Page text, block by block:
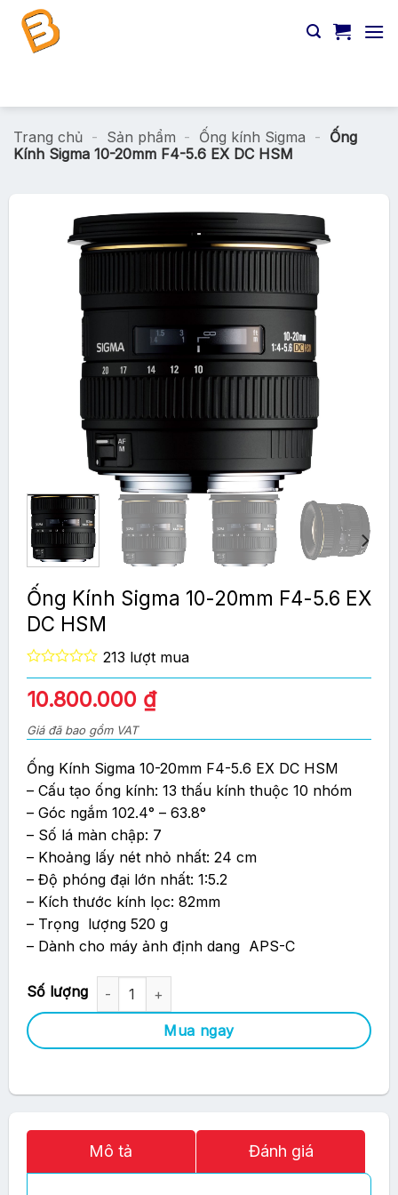
Chuyển
đến
Trang chủ - Sản phẩm - Ống kính Sigma - Ống
Kính Sigma 10-20mm F4-5.6 EX DC HSM
Ống Kính Sigma 10-20mm F4-5.6 EX
DC HSM
0
out
of
213 lượt mua
Giá
gốc
là:
12.000.000 ₫.
10.800.000 ₫Giá
hiện
tại
là:
10.800.000 ₫.
Giá đã bao gồm VAT
Ống Kính Sigma 10-20mm F4-5.6 EX DC HSM
– Cấu tạo ống kính: 13 thấu kính thuộc 10 nhóm
– Góc ngắm 102.4° – 63.8°
– Số lá màn chập: 7
– Khoảng lấy nét nhỏ nhất: 24 cm
– Độ phóng đại lớn nhất: 1:5.2
– Kích thước kính lọc: 82mm
– Trọng lượng 520 g
– Dành cho máy ảnh định dang APS-C
Ống Kính Sigma 10-20mm F4-5.6 EX DC HSM số lượng
Mua ngay
Mô tả Đánh giá